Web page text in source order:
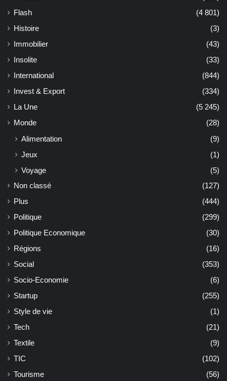
Flash
(4 801)
Histoire
(3)
Immobilier
(43)
Insolite
(33)
International
(844)
Invest & Export
(334)
La Une
(5 245)
Monde
(28)
Alimentation
(9)
Jeux
(1)
Voyage
(5)
Non classé
(127)
Plus
(444)
Politique
(299)
Politique Economique
(30)
Régions
(16)
Social
(353)
Socio-Economie
(6)
Startup
(255)
Style de vie
(1)
Tech
(21)
Textile
(9)
TIC
(102)
Tourisme
(56)